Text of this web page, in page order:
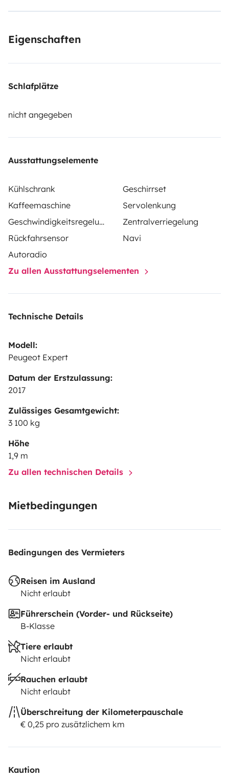
🛏La banquette arrière (2 places) se déplie pour faire
l'extérieur.
capacité d'eau potable de 25L, jerrican d'eau usée avec
mettre à disposition en plus un réchaud pour cuisiner
Eigenschaften
Schlafplätze
nicht angegeben
Ausstattungselemente
Kühlschrank
Geschirrset
Kaffeemaschine
Servolenkung
Geschwindigkeitsregelung
Zentralverriegelung
Rückfahrsensor
Navi
Autoradio
Zu allen Ausstattungselementen
Technische Details
Modell:
Peugeot Expert
Datum der Erstzulassung:
2017
Zulässiges Gesamtgewicht:
3 100 kg
Höhe
1,9 m
Zu allen technischen Details
Mietbedingungen
Bedingungen des Vermieters
Reisen im Ausland
Nicht erlaubt
Führerschein (Vorder- und Rückseite)
B-Klasse
Tiere erlaubt
Nicht erlaubt
Rauchen erlaubt
Nicht erlaubt
Überschreitung der Kilometerpauschale
€ 0,25 pro zusätzlichem km
Kaution